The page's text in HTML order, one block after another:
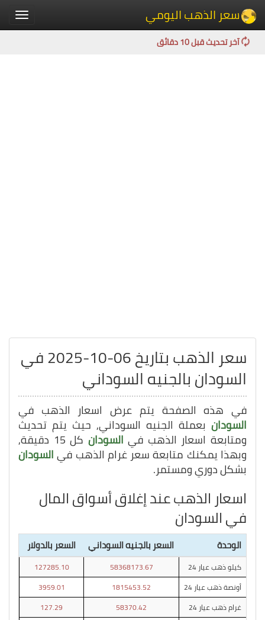
Toggle سعر الذهب اليومي
آخر تحديث قبل 10 دقائق
سعر الذهب بتاريخ 06-10-2025 في
السودان بالجنيه السوداني
في هذه الصفحة يتم عرض اسعار الذهب في
السودان بعملة الجنيه السوداني, حيث يتم تحديث
ومتابعة اسعار الذهب في السودان كل 15 دقيقة,
وبهذا يمكنك متابعة سعر غرام الذهب فيالسودان
بشكل دوري ومستمر.
اسعار الذهب عند إغلاق أسواق المال
في السودان
الوحدة السعر بالجنيه السوداني السعر بالدولار
كيلو ذهب عيار 24 58368173.67
127285.10
أونصة ذهب عيار 24
1815453.52
3959.01
غرام ذهب عيار 24
58370.42
127.29